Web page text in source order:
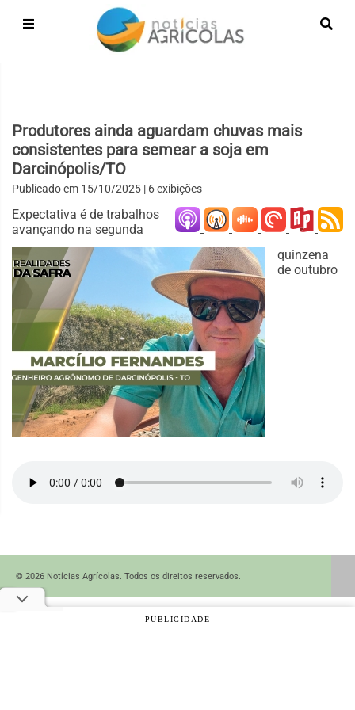
Produtores ainda aguardam chuvas mais
consistentes para semear a soja em
Darcinópolis/TO
Publicado em 15/10/2025 | 6 exibições
Expectativa é de trabalhos
avançando na segunda
quinzena
de outubro
© 2026 Notícias Agrícolas. Todos os direitos reservados.
PUBLICIDADE